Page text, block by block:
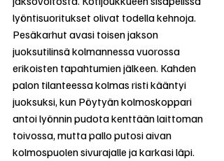
lyöntisuoritukset olivat todella kehnoja.
Pesäkarhut avasi toisen jakson
juoksutilinsä kolmannessa vuorossa
erikoisten tapahtumien jälkeen. Kahden
palon tilanteessa kolmas risti kääntyi
juoksuksi, kun Pöytyän kolmoskoppari
antoi lyönnin pudota kenttään laittoman
toivossa, mutta pallo putosi aivan
kolmospuolen sivurajalle ja karkasi läpi.